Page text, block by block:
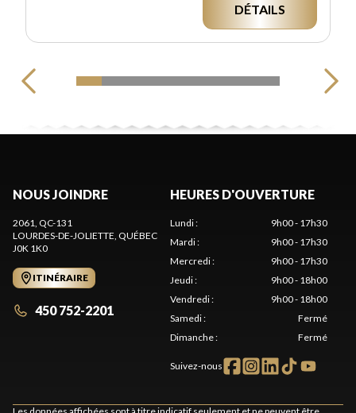
DÉTAILS
NOUS JOINDRE
2061, QC-131
LOURDES-DE-JOLIETTE , QUÉBEC
J0K 1K0
ITINÉRAIRE
450 752-2201
HEURES D'OUVERTURE
Lundi:
9h00 - 17h30
Mardi:
9h00 - 17h30
Mercredi:
9h00 - 17h30
Jeudi:
9h00 - 18h00
Vendredi:
9h00 - 18h00
Samedi:
Fermé
Dimanche: Fermé
Suivez-nous